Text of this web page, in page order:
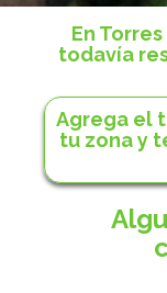
En
todavía
Agrega el
tu zona y